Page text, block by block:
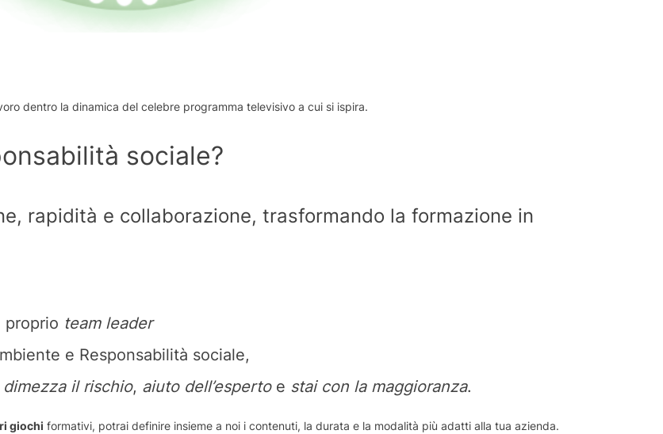
dentro la dinamica del celebre programma televisivo a cui si ispira.
sociale?
rapidità e collaborazione, trasformando la formazione in
proprio team leader
e Responsabilità sociale,
dimezza il rischio, aiuto dell’espertoe stai con la maggioranza.
giochi formativi, potrai definire insieme a noi i contenuti, la durata e la modalità più adatti alla tua azienda.